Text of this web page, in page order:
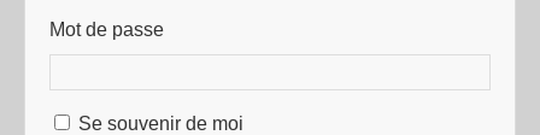
Mot de passe
Se souvenir de moi